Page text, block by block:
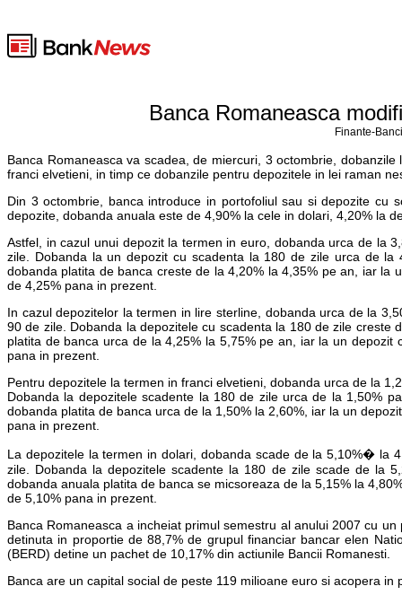
Banca Romaneasca
Finante-
Banca Romaneasca va scadea, de miercuri, 3 octombrie,
franci elvetieni, in timp ce dobanzile pentru depozitele in lei raman
Din 3 octombrie, banca introduce in portofoliul sau si depozite cu
depozite, dobanda anuala este de 4,90% la cele in dolari, 4,20% la
Astfel, in cazul unui depozit la termen in euro, dobanda urca de la
zile. Dobanda la un depozit cu scadenta la 180 de zile urca de
dobanda platita de banca creste de la 4,20% la 4,35% pe an, iar
de 4,25% pana in prezent.
In cazul depozitelor la termen in lire sterline, dobanda urca de la
90 de zile. Dobanda la depozitele cu scadenta la 180 de zile
platita de banca urca de la 4,25% la 5,75% pe an, iar la un
pana in prezent.
Pentru depozitele la termen in franci elvetieni, dobanda urca de la
Dobanda la depozitele scadente la 180 de zile urca de la 1,50%
dobanda platita de banca urca de la 1,50% la 2,60%, iar la un
pana in prezent.
La depozitele la termen in dolari, dobanda scade de la 5,10%� la
zile. Dobanda la depozitele scadente la 180 de zile scade de la
dobanda anuala platita de banca se micsoreaza de la 5,15% la
de 5,10% pana in prezent.
Banca Romaneasca a incheiat primul semestru al anului 2007 cu
detinuta in proportie de 88,7% de grupul financiar bancar elen
(BERD) detine un pachet de 10,17% din actiunile Bancii Romanesti.
Banca are un capital social de peste 119 milioane euro si acopera